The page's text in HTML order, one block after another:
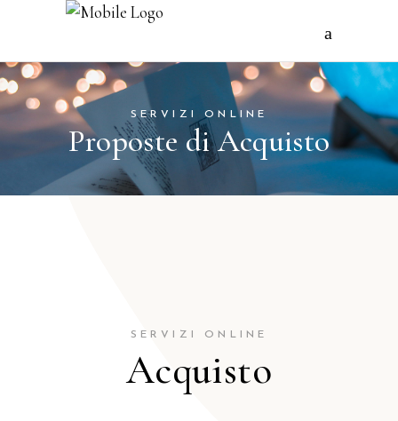
SERVIZI ONLINE
Proposte di Acquisto
SERVIZI ONLINE
Acquisto